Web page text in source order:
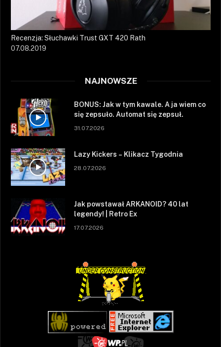
Recenzja: Słuchawki Trust GXT 420 Rath
07.08.2019
NAJNOWSZE
BONUS: Jak w tym kawale. A ja wiem co
się zepsuło. Automat się zepsuł.
31.07.2026
Lazy Kickers – Klikacz Tygodnia
28.07.2026
Jak powstawał ARKANOID? 40 lat
legendy! | Retro Ex
17.07.2026